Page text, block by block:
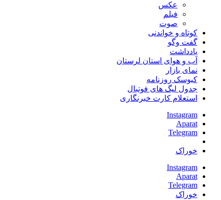
عكس
فیلم
صوت
کوتاه و خواندنی
گفت وگو
یادداشت
آب و هوای استان لرستان
نمای بازار
کیوسک روزنامه
جدول لیگ های فوتبال
استعلام کارت خبرنگاری
Instagram
Aparat
Telegram
خوراک
Instagram
Aparat
Telegram
خوراک